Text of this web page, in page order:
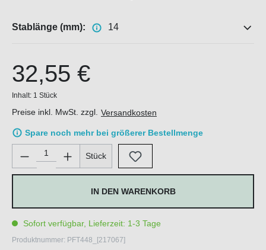
Stablänge (mm): 14
32,55 €
Inhalt: 1 Stück
Preise inkl. MwSt. zzgl. Versandkosten
Spare noch mehr bei größerer Bestellmenge
Produkt Anzahl: Gib den gewünschten Wert ein oder
Stück
IN DEN WARENKORB
Sofort verfügbar, Lieferzeit: 1-3 Tage
Produktnummer: PFT448_[217067]